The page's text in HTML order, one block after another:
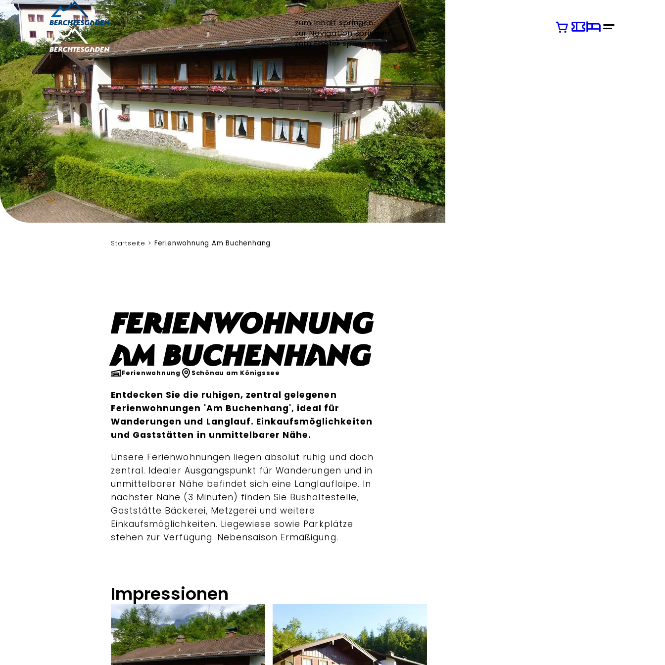
zum Inhalt springen
zur Navigation springen
zum Footer springen
Startseite Ferienwohnung Am Buchenhang
Ferienwohnung
Am Buchenhang
Ferienwohnung Schönau am Königssee
Entdecken Sie die ruhigen, zentral gelegenen
Ferienwohnungen 'Am Buchenhang', ideal für
Wanderungen und Langlauf. Einkaufsmöglichkeiten
und Gaststätten in unmittelbarer Nähe.
Unsere Ferienwohnungen liegen absolut ruhig und doch
zentral. Idealer Ausgangspunkt für Wanderungen und in
unmittelbarer Nähe befindet sich eine Langlaufloipe. In
nächster Nähe (3 Minuten) finden Sie Bushaltestelle,
Gaststätte Bäckerei, Metzgerei und weitere
Einkaufsmöglichkeiten. Liegewiese sowie Parkplätze
stehen zur Verfügung. Nebensaison Ermäßigung.
Impressionen